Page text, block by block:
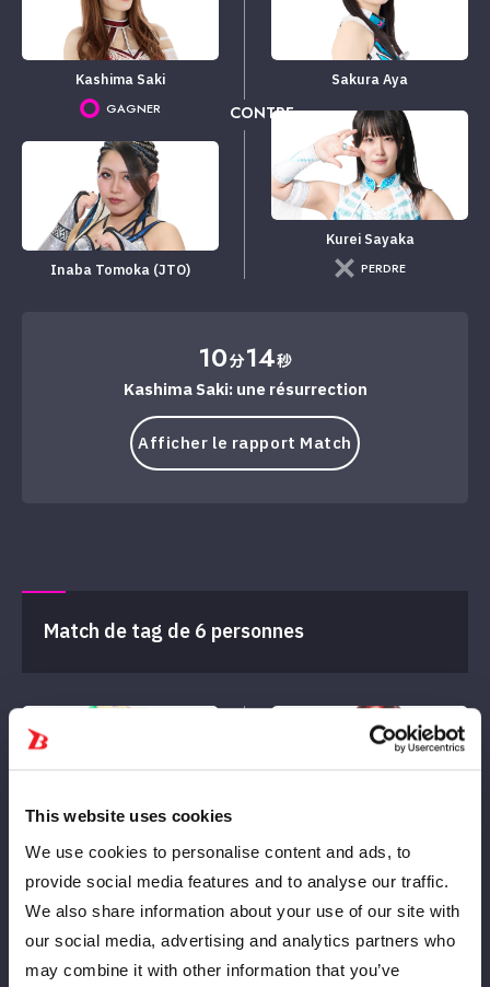
This website uses cookies
We use cookies to personalise content and ads, to
provide social media features and to analyse our traffic.
We also share information about your use of our site with
our social media, advertising and analytics partners who
may combine it with other information that you’ve
Kashima Saki
GAGNER
Inaba Tomoka (JTO)
CONTRE
Sakura Aya
Kurei Sayaka
PERDRE
10分14秒
Kashima Saki: une résurrection
Afficher le rapport Match
Match de tag de 6 personnes
CONTRE
GAGNER